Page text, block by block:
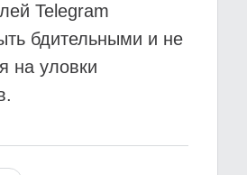
Telegram
бдительными и не
на уловки